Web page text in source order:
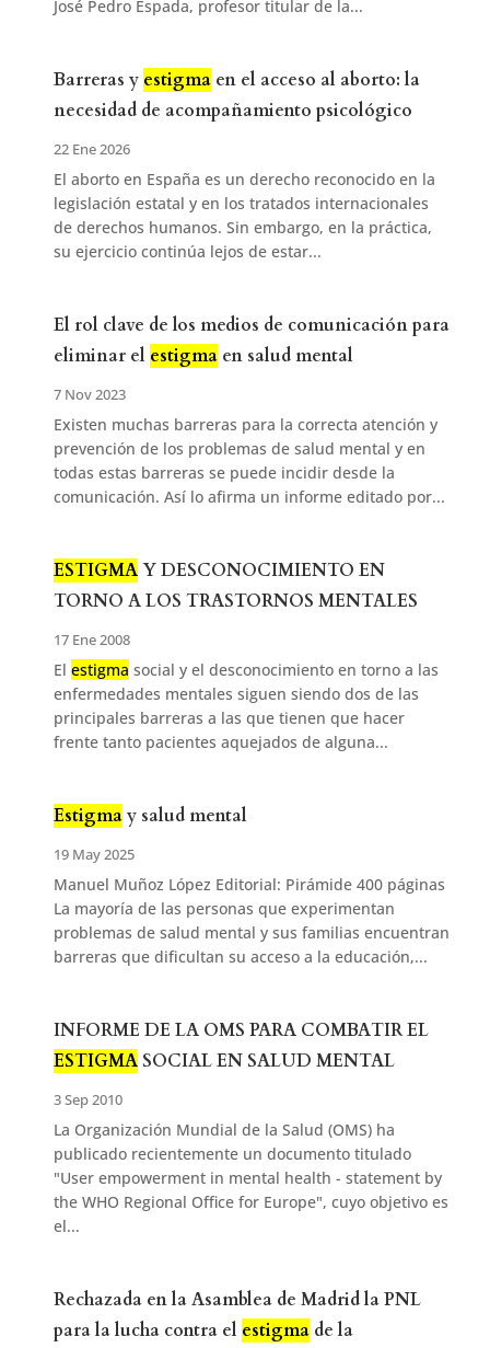
José Pedro Espada, profesor titular de la...
Barreras y estigmaen el acceso al aborto: la
necesidad de acompañamiento psicológico
22 Ene 2026
El aborto en España es un derecho reconocido en la
legislación estatal y en los tratados internacionales
de derechos humanos. Sin embargo, en la práctica,
su ejercicio continúa lejos de estar...
El rol clave de los medios de comunicación para
eliminar el estigmaen salud mental
7 Nov 2023
Existen muchas barreras para la correcta atención y
prevención de los problemas de salud mental y en
todas estas barreras se puede incidir desde la
comunicación. Así lo afirma un informe editado por...
ESTIGMAY DESCONOCIMIENTO EN
TORNO A LOS TRASTORNOS MENTALES
17 Ene 2008
El estigma social y el desconocimiento en torno a las
enfermedades mentales siguen siendo dos de las
principales barreras a las que tienen que hacer
frente tanto pacientes aquejados de alguna...
Estigmay salud mental
19 May 2025
Manuel Muñoz López Editorial: Pirámide 400 páginas
La mayoría de las personas que experimentan
problemas de salud mental y sus familias encuentran
barreras que dificultan su acceso a la educación,...
INFORME DE LA OMS PARA COMBATIR EL
ESTIGMASOCIAL EN SALUD MENTAL
3 Sep 2010
La Organización Mundial de la Salud (OMS) ha
publicado recientemente un documento titulado
"User empowerment in mental health - statement by
the WHO Regional Office for Europe", cuyo objetivo es
el...
Rechazada en la Asamblea de Madrid la PNL
para la lucha contra el estigmade la